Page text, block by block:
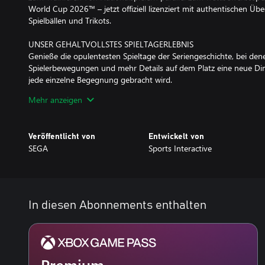
World Cup 2026™ – jetzt offiziell lizenziert mit authentischen
Spielbällen und Trikots.
UNSER GEHALTVOLLSTES SPIELTAGERLEBNIS
Genieße die opulentesten Spieltage der Seriengeschichte, bei
Spielerbewegungen und mehr Details auf dem Platz eine neue
jede einzelne Begegnung gebracht wird.
unvergesslichen Titelgewinns in der letzten Sekunde dank
DIE PREMIER LEAGUE KOMMT INS SPIEL
Stell dich dank des Debüts der Premier League – samt komplett
TAKTISCHE INNOVATIONEN
Übe dank der Einführung von getrennten Formationen bei
beispiellose Kontrolle darüber aus, wie dein Team in jedem
Neu definierte Spielerrollen und eine dynamische Visualisierung,
verschiedenen Szenarien entwickelt, bringen deine
Mehr anzeigen
Veröffentlicht von
SEGA
Entwickelt von
Sports Interactive
In diesen Abonnements enthalten